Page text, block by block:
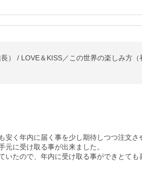
） / LOVE＆KISS／この世界の楽しみ方
安く年内に届く事を少し期待しつつ注文さ
に受け取る事が出来ました。
いたので、年内に受け取る事ができとても